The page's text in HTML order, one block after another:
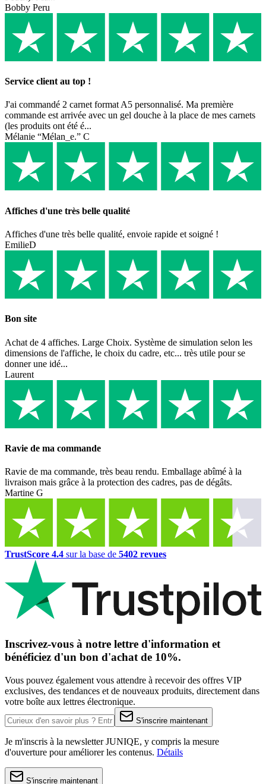
Bobby Peru
Service client au top !
J'ai commandé 2 carnet format A5 personnalisé. Ma première
commande est arrivée avec un gel douche à la place de mes carnets
(les produits ont été é...
Mélanie “Mélan_e.” C
Affiches d'une très belle qualité
Affiches d'une très belle qualité, envoie rapide et soigné !
EmilieD
Bon site
Achat de 4 affiches. Large Choix. Système de simulation selon les
dimensions de l'affiche, le choix du cadre, etc... très utile pour se
donner une idé...
Laurent
Ravie de ma commande
Ravie de ma commande, très beau rendu. Emballage abîmé à la
livraison mais grâce à la protection des cadres, pas de dégâts.
Martine G
TrustScore 4.4 sur la base de 5402 revues
Inscrivez-vous à notre lettre d'information et
bénéficiez d'un bon d'achat de 10%.
Vous pouvez également vous attendre à recevoir des offres VIP
exclusives, des tendances et de nouveaux produits, directement dans
votre boîte aux lettres électronique.
S'inscrire maintenant
Je m'inscris à la newsletter JUNIQE, y compris la mesure
d'ouverture pour améliorer les contenus. Détails
S'inscrire maintenant